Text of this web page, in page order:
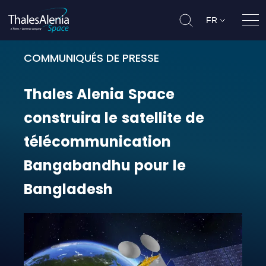
FR
COMMUNIQUÉS DE PRESSE
Thales Alenia Space construira
ThalesAlenia Space
construira le satellite de
télécommunication
Bangabandhu pour le
Bangladesh